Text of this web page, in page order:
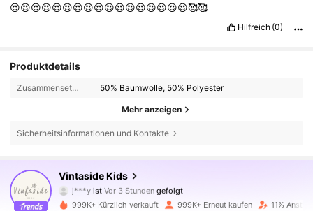
😍😍😍😍😍😍😍😍😍😍😍😍😍😍😍😍😍🥰🥰
Hilfreich (0)
Produktdetails
Zusammensetzung: 50% Baumwolle, 50% Polyester
Mehr anzeigen
Sicherheitsinformationen und Kontakte
Vintaside Kids
j***yistVor 3 Stunden
n***a ist am Durchsuchen
4,89
620K Follower
999K+ Kürzlich verkauft 999K+ Erneut kaufen 11%